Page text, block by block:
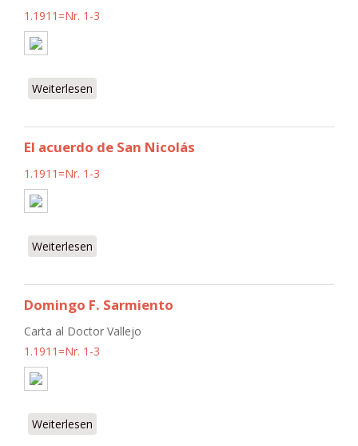
1.1911=Nr. 1-3
Weiterlesen
El acuerdo de San Nicolás
1.1911=Nr. 1-3
Weiterlesen
Domingo F. Sarmiento
Carta al Doctor Vallejo
1.1911=Nr. 1-3
Weiterlesen